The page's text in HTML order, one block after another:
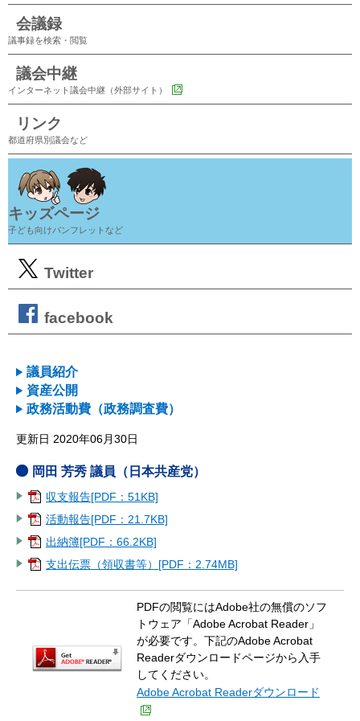
会議録
議事録を検索・閲覧
議会中継
インターネット議会中継（外部サイト）
リンク
都道府県別議会など
キッズページ
子ども向けパンフレットなど
Twitter
facebook
議員紹介
資産公開
政務活動費（政務調査費）
更新日 2020年06月30日
岡田 芳秀 議員（日本共産党）
収支報告[PDF：51KB]
活動報告[PDF：21.7KB]
出納簿[PDF：66.2KB]
支出伝票（領収書等）[PDF：2.74MB]
PDFの閲覧にはAdobe社の無償のソフ
トウェア「Adobe Acrobat Reader」
が必要です。下記のAdobe Acrobat
Readerダウンロードページから入手
してください。
Adobe Acrobat Readerダウンロード